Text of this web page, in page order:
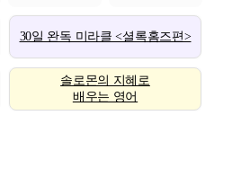
30일 완독 미라클 <셜록홈즈편>
솔로몬의 지혜로
배우는 영어